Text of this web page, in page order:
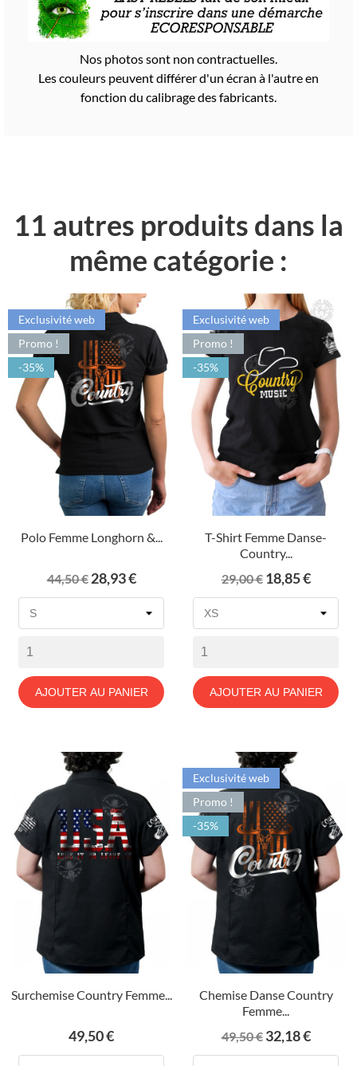
Nos photos sont non contractuelles.
Les couleurs peuvent différer d'un écran à l'autre en
fonction du calibrage des fabricants.
11 autres produits dans la
même catégorie :
Polo Femme Longhorn &...
Prix
de
44,50 € Prix
28,93 €
AJOUTER AU PANIER
Exclusivité web
Promo !
-35%
T-Shirt Femme Danse-
Country...
Prix
de
29,00 € Prix
18,85 €
AJOUTER AU PANIER
Exclusivité web
Promo !
-35%
Surchemise Country Femme...
Prix
49,50 €
Chemise Danse Country
Femme...
Prix
de
49,50 € Prix
32,18 €
Exclusivité web
Promo !
-35%